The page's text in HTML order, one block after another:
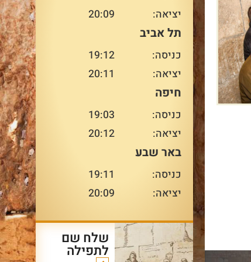
למשפחה ומדור לדור – בדיוק
במקום המשמעותי ביותר
עבורו.
עוד על שרשרת הדורות
יציאה:
20:09
תל אביב
כניסה:
19:12
יציאה:
20:11
חיפה
כניסה:
19:03
יציאה:
20:12
באר שבע
כניסה:
19:11
יציאה:
20:09
שלח שם
לתפילה